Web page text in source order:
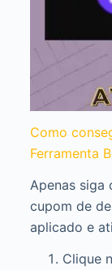
Como
Ferramenta
Apenas siga
cupom de
aplicado e
Clique